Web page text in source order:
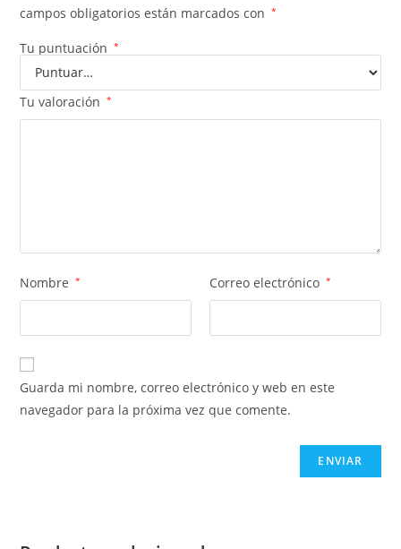
campos obligatorios están marcados con
*
Tu puntuación *
Tu valoración *
Nombre * Correo electrónico *
Guarda mi nombre, correo electrónico y web en este
navegador para la próxima vez que comente.